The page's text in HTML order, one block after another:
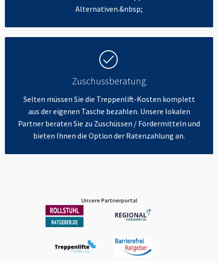
Alternativen.&nbsp;
Zuschussberatung
Selten müssen Sie die Treppenlift-Kosten komplett
aus der eigenen Tasche bezahlen. Unsere lokalen
Partner beraten Sie zu Zuschüssen / Fördermitteln und
bieten Ihnen die Option der Ratenzahlung an.
Unsere Partnerportal